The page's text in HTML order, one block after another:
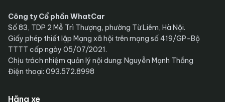
Công ty Cổ phần WhatCar
Số 83, TDP 2 Mễ Trì Thượng, phường Từ Liêm, Hà Nội.
Giấy phép thiết lập Mạng xã hội trên mạng số 419/GP-Bộ
TTTT cấp ngày 05/07/2021.
Chịu trách nhiệm quản lý nội dung: Nguyễn Mạnh Thắng
Điện thoại: 093.572.8998
Hãng xe